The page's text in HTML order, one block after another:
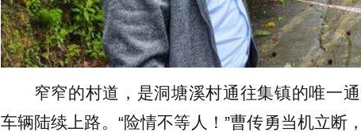
窄窄的村道，是洞塘溪村通往集镇的唯一
车辆陆续上路。“险情不等人！”曹传勇当机立断